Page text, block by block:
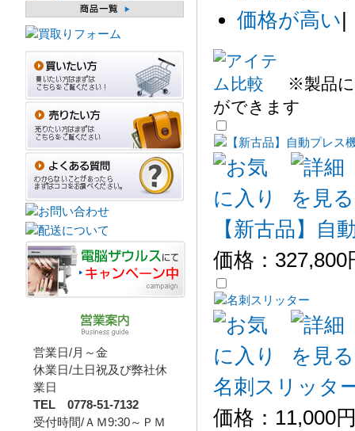
価格が高い|
※製品
ができます
【新古品】
価格： 327,800
名刺スリッタ
価格： 11,000
営業日/月～金
休業日/土日祝及び弊社休
業日
TEL 0778-51-7132
受付時間/ＡＭ9:30～ＰＭ